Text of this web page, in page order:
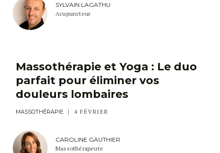
SYLVAIN LAGATHU
Acupuncteur
Massothérapie et Yoga : Le duo
parfait pour éliminer vos
douleurs lombaires
MASSOTHÉRAPIE 4 FÉVRIER
CAROLINE GAUTHIER
Massothérapeute